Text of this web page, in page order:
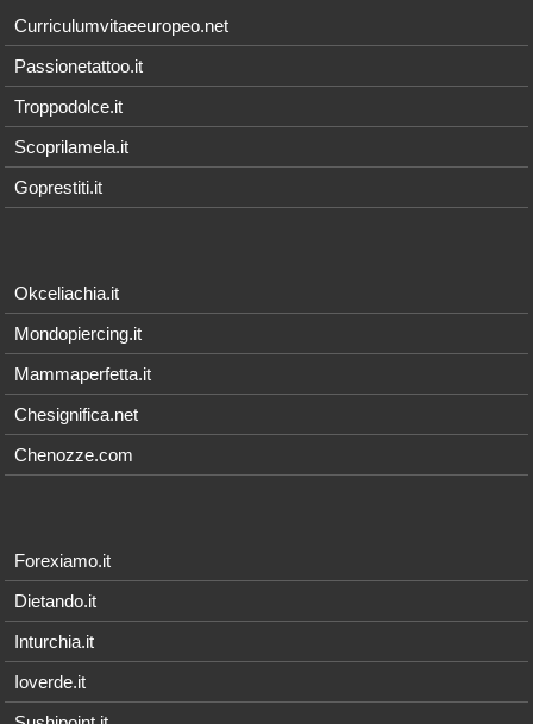
Curriculumvitaeeuropeo.net
Passionetattoo.it
Troppodolce.it
Scoprilamela.it
Goprestiti.it
Okceliachia.it
Mondopiercing.it
Mammaperfetta.it
Chesignifica.net
Chenozze.com
Forexiamo.it
Dietando.it
Inturchia.it
Ioverde.it